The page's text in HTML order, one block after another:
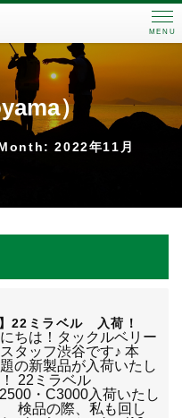
MENU
）
2022年11月
】22ミラベル 入荷！
ちは！タックルベリー
タッフ渋谷です♪ 本
の新製品が入荷いたし
！ 22ミラベル
・C3000入荷いたし
検品の際、私も回し